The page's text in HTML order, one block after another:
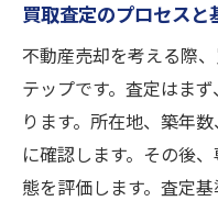
買取査定のプロセスと
不動産売却を考える際
テップです。査定はま
ります。所在地、築年
に確認します。その後
態を評価します。査定